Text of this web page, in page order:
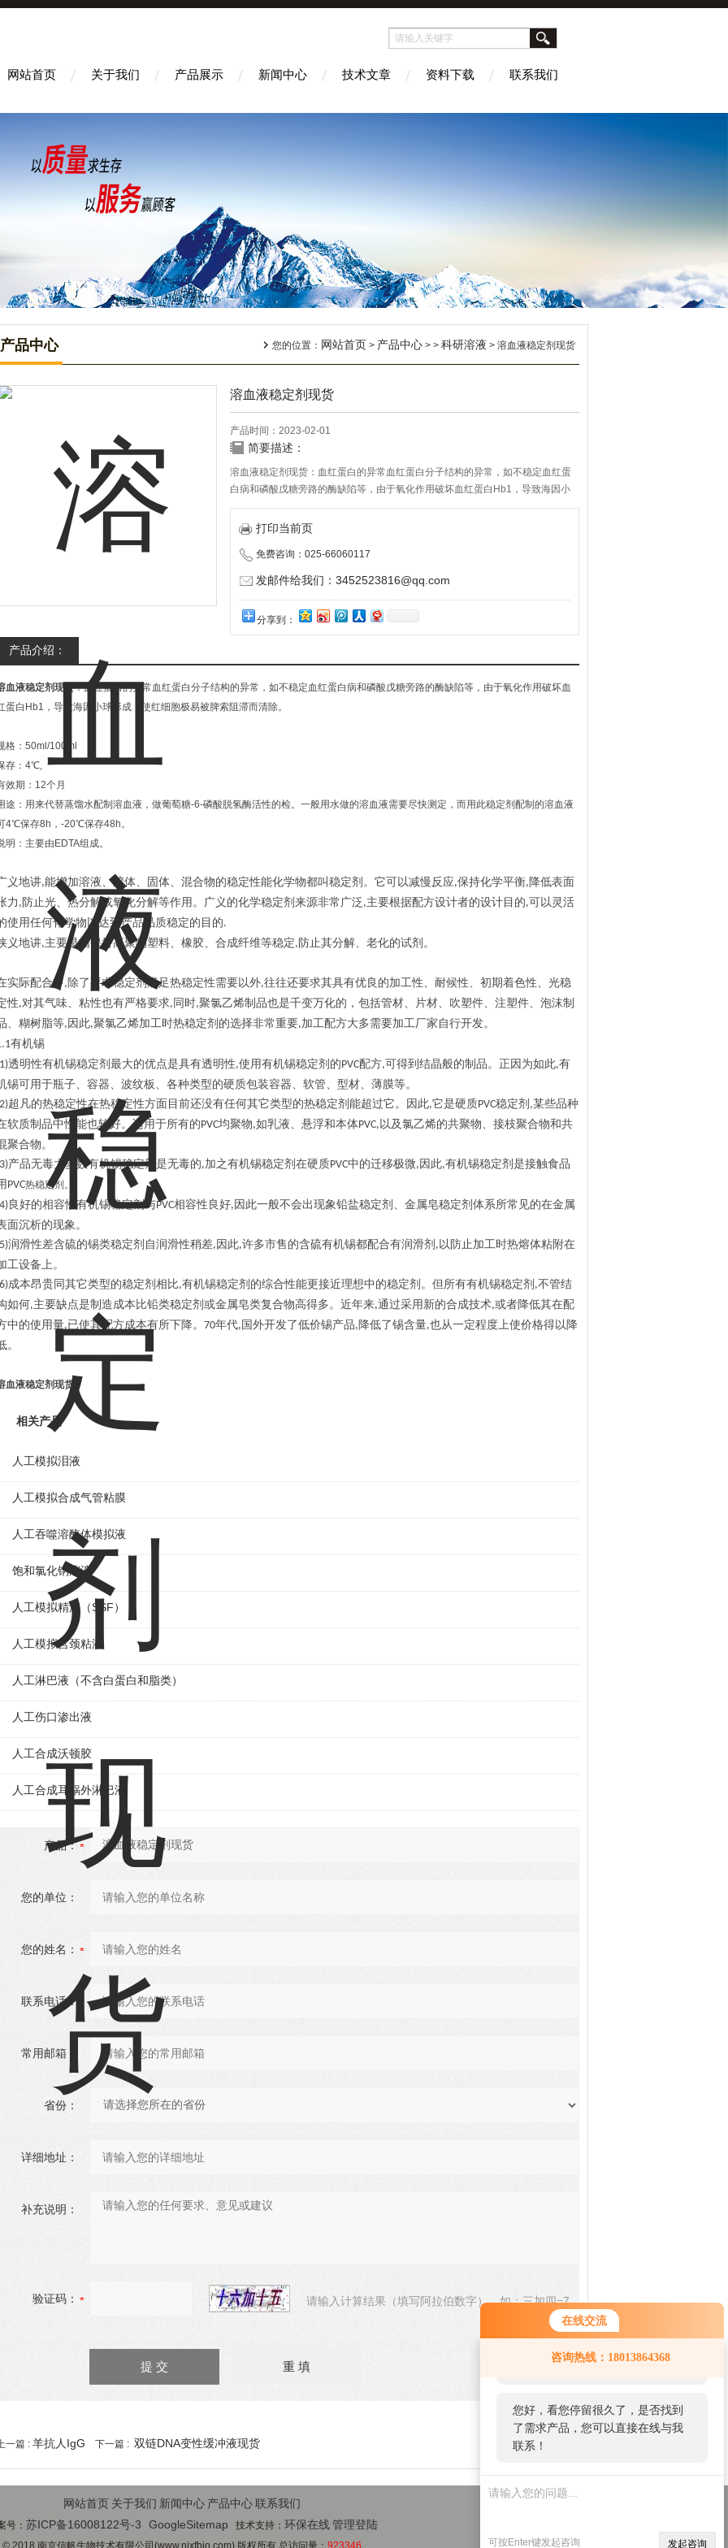
在线交流
咨询热线：18013864368
您好！欢迎前来咨询，很高兴为您
服务，请问您要咨询什么问题呢？
您好，看您停留很久了，是否找到
了需求产品，您可以直接在线与我
联系！
可按Enter键发起咨询 发起咨询
网站首页 关于我们 产品展示 新闻中心 技术文章 资料下载 联系我们
产品中心 您的位置： 网站首页 > 产品中心 > > 科研溶液 > 溶血液稳定剂现货
溶血液稳定剂现货
产品时间：2023-02-01
简要描述：
溶血液稳定剂现货：血红蛋白的异常血红蛋白分子结构的异常，如不稳定血红蛋
白病和磷酸戊糖旁路的酶缺陷等，由于氧化作用破坏血红蛋白Hb1，导致海因小
球形成，使红细胞极易被脾索阻滞而清除。
打印当前页
免费咨询：025-66060117
发邮件给我们：3452523816@qq.com
分享到：
产品介绍：
血液稳定剂现货：血红蛋白的异常血红蛋白分子结构的异常，如不稳定血红蛋白病和磷酸戊糖旁路的酶缺陷等，由于氧化作用破坏血
蛋白Hb1，导致海因小球形成，使红细胞极易被脾索阻滞而清除。
格：50ml/100ml
存：4℃,
效期：12个月
途：用来代替蒸馏水配制溶血液，做葡萄糖-6-磷酸脱氢酶活性的检。一般用水做的溶血液需要尽快测定，而用此稳定剂配制的溶血液
4℃保存8h，-20℃保存48h。
明：主要由EDTA组成。
义地讲,能增加溶液、胶体、固体、混合物的稳定性能化学物都叫稳定剂。它可以减慢反应,保持化学平衡, 降低表面
力 , 防止光、热分解或氧化分解等作用。广义的化学稳定剂来源非常广泛 ,主要根据配方设计者的设计目的,可以灵活
使用任何化学物以达到产品品质稳定的目的.
义地讲,主要是指保持高聚物塑料、橡胶、合成纤维等稳定, 防止其分解、老化的试剂。
实际配合中, 除了要求稳定剂满足热稳定性需要以外,往往还要求其具有优良的加工性、耐候性、初期着色性、光稳
性,对其气味、粘性也有严格要求, 同时,聚氯乙烯制品也是千变万化的，包括管材、片材、吹塑件、注塑件、泡沫制
、糊树脂等, 因此,聚氯乙烯加工时热稳定剂的选择非常重要,加工配方大多需要加工厂家自行开发。
有机锡
透明性有机锡稳定剂最大的优点是具有透明性,使用有机锡稳定剂的PVC配方,可得到结晶般的制品。正因为如此,有
锡可用于瓶子、容器、波纹板、各种类型的硬质包装容器、软管、型材、薄膜等。
超凡的热稳定性在热稳定性方面目前还没有任何其它类型的热稳定剂能超过它。因此,它是硬质PVC稳定剂 ,某些品种
软质制品中性能也较好。适用于所有的PVC均聚物,如乳液、悬浮和本体PVC, 以及氯乙烯的共聚物、接枝聚合物和共
聚合物。
产品无毒大多数有机锡稳定剂是无毒的,加之有机锡稳定剂在硬质PVC中的迁移极微, 因此,有机锡稳定剂是接触食品
PVC热稳定剂。
良好的相容性有机锡稳定剂与PVC相容性良好, 因此一般不会出现象铅盐稳定剂、金属皂稳定剂体系所常见的在金属
面沉析的现象。
润滑性差含硫的锡类稳定剂自润滑性稍差, 因此,许多市售的含硫有机锡都配合有润滑剂 , 以防止加工时热熔体粘附在
工设备上。
成本昂贵同其它类型的稳定剂相比,有机锡稳定剂的综合性能更接近理想中的稳定剂。但所有有机锡稳定剂 ,不管结
如何,主要缺点是制造成本比铅类稳定剂或金属皂类复合物高得多。近年来,通过采用新的合成技术,或者降低其在配
中的使用量,已使其配方成本有所下降。 70年代, 国外开发了低价锡产品, 降低了锡含量,也从一定程度上使价格得以降
。
血液稳定剂现货
相关产品
人工模拟泪液
人工模拟合成气管粘膜
人工吞噬溶酶体模拟液
饱和氯化钠溶液
人工模拟精液（SSF）
人工模拟宫颈粘液
人工淋巴液（不含白蛋白和脂类）
人工伤口渗出液
人工合成沃顿胶
人工合成耳蜗外淋巴液
产品：
您的单位：
您的姓名：
联系电话：
常用邮箱：
省份：
详细地址：
补充说明：
验证码： 请输入计算结果（填写阿拉伯数字），如：三加四=7
一篇 : 羊抗人IgG 下一篇 : 双链DNA变性缓冲液现货
网站首页 关于我们 新闻中心 产品中心联系我们
号： 苏ICP备16008122号-3 GoogleSitemap 技术支持： 环保在线 管理登陆
© 2018 南京信帆生物技术有限公司(www.njxfbio.com) 版权所有 总访问量： 923346